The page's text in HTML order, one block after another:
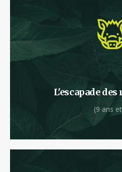
L'escapade
(9 ans
Votre énergie est